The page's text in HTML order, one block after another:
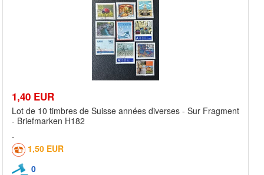
1,40 EUR
Lot de 10 timbres de Suisse années diverses - Sur Fragment
- Briefmarken H182
1,50 EUR
0